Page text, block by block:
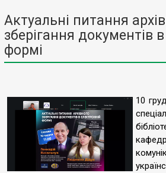
Актуальні питання
зберігання документів
формі
10